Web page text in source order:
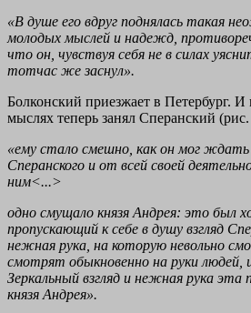
«В душе его вдруг поднялась такая
молодых мыслей и надежд,
что он, чувствуя себя не в силах
тотчас же заснул».
Болконский приезжает в Петербург. И
мыслях теперь занял Сперанский
«ему стало смешно, как он мог
Сперанского и от всей своей
ним<...>
одно смущало князя Андрея: это был
пропускающий к себе в душу взгляд
нежная рука, на которую невольно
смотрят обыкновенно на руки людей,
Зеркальный взгляд и нежная рука
князя Андрея».